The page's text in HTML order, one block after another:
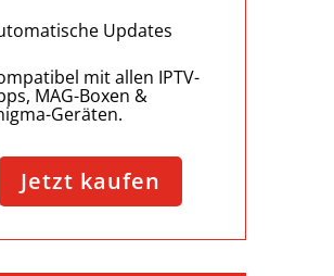
Updates
mit allen IPTV-
MAG-Boxen &
Geräten.
Jetzt kaufen